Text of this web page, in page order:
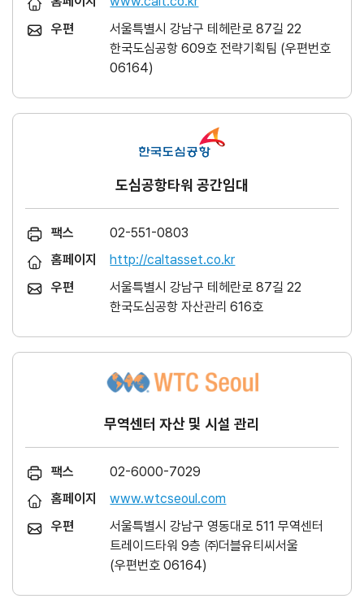
우편
서울특별시 강남구 테헤란로 87길 22
한국도심공항 609호 전략기획팀 (우편번호
06164)
도심공항타워 공간임대
팩스
02-551-0803
홈페이지
http://caltasset.co.kr
우편
서울특별시 강남구 테헤란로 87길 22
한국도심공항 자산관리 616호
무역센터 자산 및 시설 관리
팩스
02-6000-7029
홈페이지
www.wtcseoul.com
우편
서울특별시 강남구 영동대로 511 무역센터
트레이드타워 9층 ㈜더블유티씨서울
(우편번호 06164)